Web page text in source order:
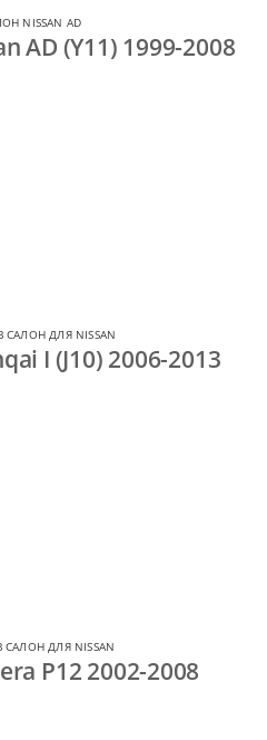
NISSAN AD
AD (Y11) 1999-2008
ДЛЯ NISSAN
I (J10) 2006-2013
ДЛЯ NISSAN
P12 2002-2008